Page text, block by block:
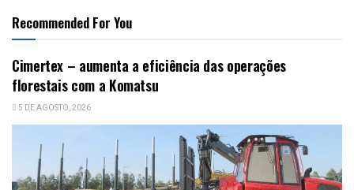
Recommended For You
Cimertex – aumenta a eficiência das operações
florestais com a Komatsu
5 DE AGOSTO, 2026